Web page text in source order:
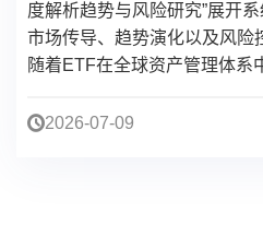
度解析趋势与风险研究”展开
市场传导、趋势演化以及风险
随着ETF在全球资产管理体系
2026-07-09